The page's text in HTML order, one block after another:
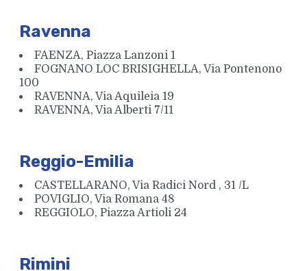
Ravenna
FAENZA, Piazza Lanzoni 1
FOGNANO LOC BRISIGHELLA, Via Pontenono
100
RAVENNA, Via Aquileia 19
RAVENNA, Via Alberti 7/11
Reggio-Emilia
CASTELLARANO, Via Radici Nord , 31 /L
POVIGLIO, Via Romana 48
REGGIOLO, Piazza Artioli 24
Rimini